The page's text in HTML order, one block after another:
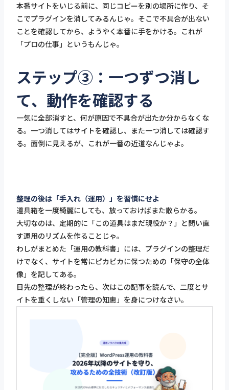
本番サイトをいじる前に、同じコピーを別の場所に作り、そ
こでプラグインを消してみるんじゃ。そこで不具合が出ない
ことを確認してから、ようやく本番に手をかける。これが
「プロの仕事」というもんじゃ。
ステップ③：一つずつ消し
て、動作を確認する
一気に全部消すと、何が原因で不具合が出たか分からなくな
る。一つ消してはサイトを確認し、また一つ消しては確認す
る。面倒に見えるが、これが一番の近道なんじゃよ。
整理の後は「手入れ（運用）」を習慣にせよ
道具箱を一度綺麗にしても、放っておけばまた散らかる。
大切なのは、定期的に「この道具はまだ現役か？」と問い直
す運用のリズムを作ることじゃ。
わしがまとめた「運用の教科書」には、プラグインの整理だ
けでなく、サイトを常にピカピカに保つための「保守の全体
像」を記してある。
目先の整理が終わったら、次はこの記事を読んで、二度とサ
イトを重くしない「管理の知恵」を身につけなさい。